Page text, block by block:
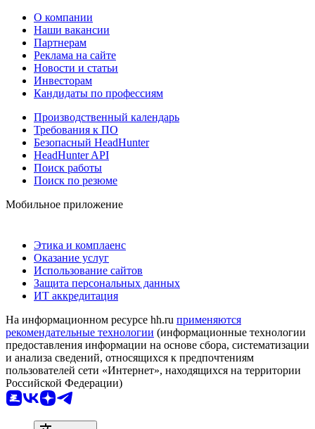
О компании
Наши вакансии
Партнерам
Реклама на сайте
Новости и статьи
Инвесторам
Кандидаты по профессиям
Производственный календарь
Требования к ПО
Безопасный HeadHunter
HeadHunter API
Поиск работы
Поиск по резюме
Мобильное приложение
Этика и комплаенс
Оказание услуг
Использование сайтов
Защита персональных данных
ИТ аккредитация
На информационном ресурсе hh.ru применяются
рекомендательные технологии (информационные технологии
предоставления информации на основе сбора, систематизации
и анализа сведений, относящихся к предпочтениям
пользователей сети «Интернет», находящихся на территории
Российской Федерации)